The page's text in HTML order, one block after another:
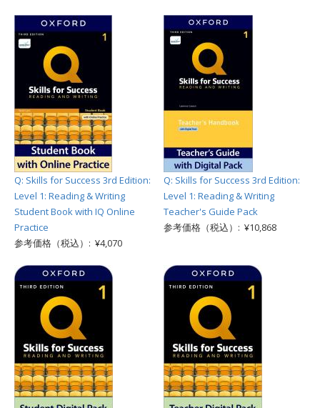
Q: Skills for Success 3rd Edition:
Level 1: Reading & Writing
Student Book with IQ Online
Practice
参考価格（税込）: ¥4,070
Q: Skills for Success 3rd Edition:
Level 1: Reading & Writing
Teacher's Guide Pack
参考価格（税込）: ¥10,868